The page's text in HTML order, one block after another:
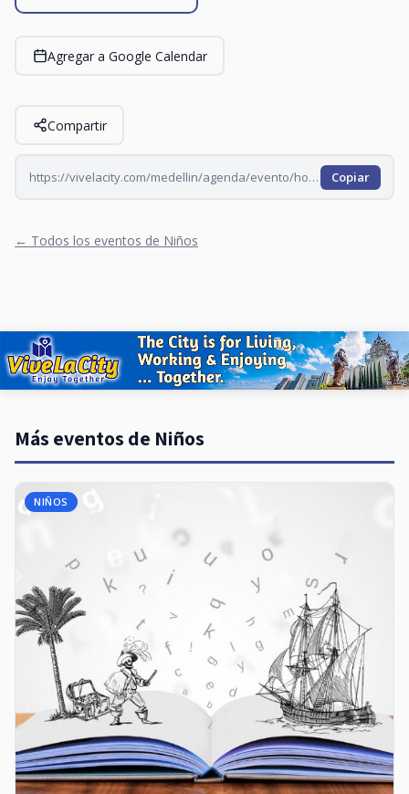
Agregar a Google Calendar
Compartir
https://vivelacity.com/medellin/agenda/evento/hora-del-cuento-en-el-claustro-2026-06-29 Copiar
← Todos los eventos de Niños
Más eventos de Niños
NIÑOS